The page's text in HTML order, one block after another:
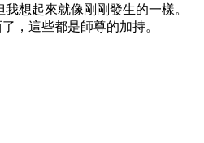
想起來就像剛剛發生的一樣。
，這些都是師尊的加持。